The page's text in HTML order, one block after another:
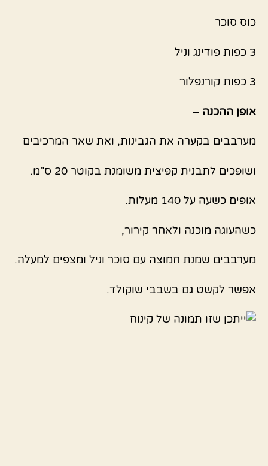
כוס סוכר
3 כפות פודינג וניל
3 כפות קורנפלור
אופן ההכנה –
מערבבים בקערה את הגבינות, ואת שאר המרכיבים
ושופכים לתבנית קפיצית משומנת בקוטר 20 ס"מ.
אופים כשעה על 140 מעלות.
כשהעוגה מוכנה ולאחר קירור,
מערבבים שמנת חמוצה עם סוכר וניל ומצפים למעלה.
אפשר לקשט גם בשבבי שוקולד.